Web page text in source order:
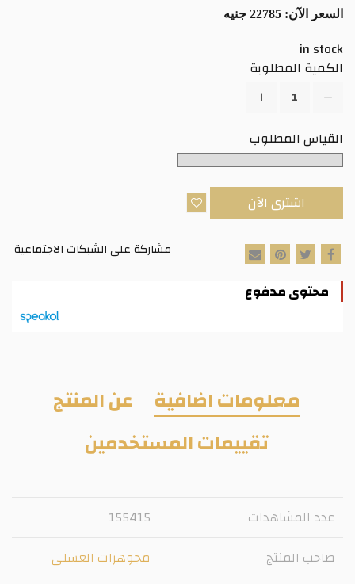
السعر الآن:
in stock
الكمية المطلوبة
القياس المطلوب
اشترى الآن
مشاركة على الشبكات الاجتماعية
محتوى مدفوع
معلومات اضافية
عن المنتج
تقييمات المستخدمين
عدد المشاهدات
155415
صاحب المنتج
مجوهرات العسلى